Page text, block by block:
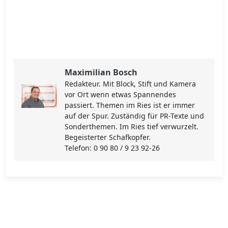
Maximilian Bosch
Redakteur. Mit Block, Stift und Kamera
vor Ort wenn etwas Spannendes
passiert. Themen im Ries ist er immer
auf der Spur. Zuständig für PR-Texte und
Sonderthemen. Im Ries tief verwurzelt.
Begeisterter Schafkopfer.
Telefon: 0 90 80 / 9 23 92-26